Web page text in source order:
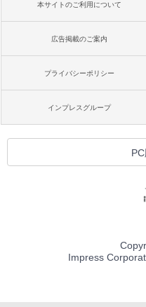
本サイトのご利用について
広告掲載のご案内
プライバシーポリシー
インプレスグループ
Impress